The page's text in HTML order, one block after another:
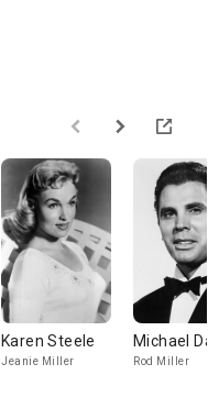
Karen Steele
Jeanie Miller
Michael
Rod Miller